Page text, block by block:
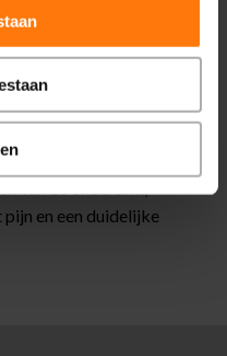
(radius)
onderdeel is
en een duidelijke